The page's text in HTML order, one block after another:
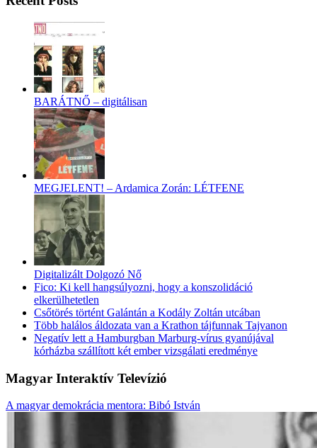
BARÁTNŐ – digitálisan
MEGJELENT! – Ardamica Zorán: LÉTFENE
Digitalizált Dolgozó Nő
Fico: Ki kell hangsúlyozni, hogy a konszolidáció
elkerülhetetlen
Csőtörés történt Galántán a Kodály Zoltán utcában
Több halálos áldozata van a Krathon tájfunnak Tajvanon
Negatív lett a Hamburgban Marburg-vírus gyanújával
kórházba szállított két ember vizsgálati eredménye
Magyar Interaktív Televízió
A magyar demokrácia mentora: Bibó István